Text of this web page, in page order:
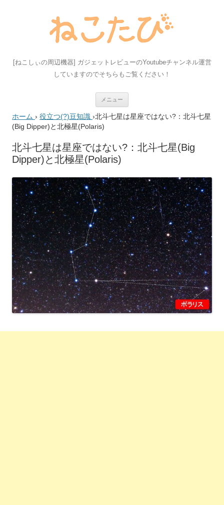
[ねこしぃの周辺機器] ガジェットレビューのYoutubeチャンネル運営
していますのでそちらもご覧ください！
メニュー
ン
キ
ッ
ホーム › 役立つ(?)豆知識 ›北斗七星は星座ではない?：北斗七星
(Big Dipper)と北極星(Polaris)
北斗七星は星座ではない?：北斗七星(Big
Dipper)と北極星(Polaris)